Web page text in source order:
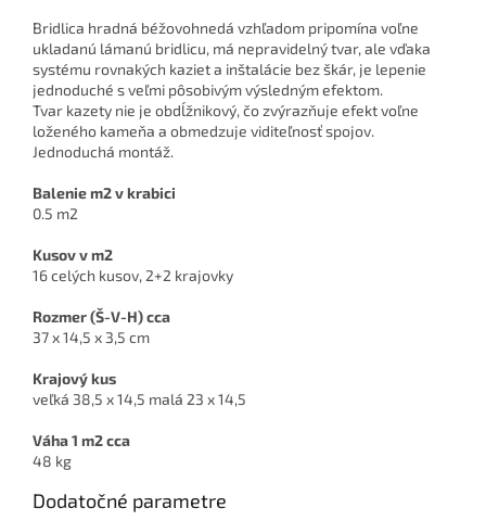
Bridlica hradná béžovohnedá vzhľadom pripomína voľne
ukladanú lámanú bridlicu, má nepravidelný tvar, ale vďaka
systému rovnakých kaziet a inštalácie bez škár, je lepenie
jednoduché s veľmi pôsobivým výsledným efektom.
Tvar kazety nie je obdĺžnikový, čo zvýrazňuje efekt voľne
loženého kameňa a obmedzuje viditeľnosť spojov.
Jednoduchá montáž.
Balenie m2 v krabici
0.5 m2
Kusov v m2
16 celých kusov, 2+2 krajovky
Rozmer (Š-V-H) cca
37 x 14,5 x 3,5 cm
Krajový kus
veľká 38,5 x 14,5 malá 23 x 14,5
Váha 1 m2 cca
48 kg
Dodatočné parametre